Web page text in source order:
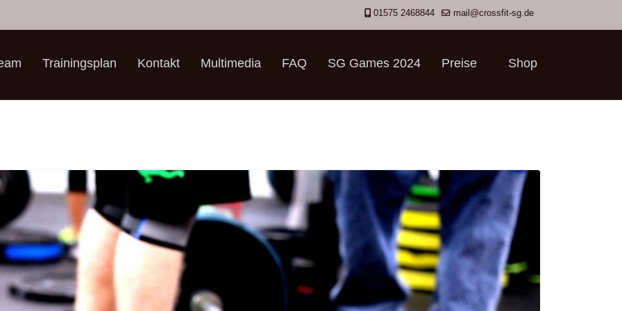
01575 2468844 mail@crossfit-sg.de
Trainingsplan Kontakt Multimedia FAQ SG Games 2024 Preise Shop